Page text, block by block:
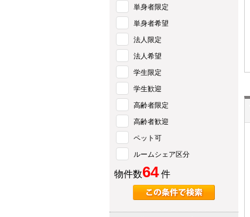
単身者限定
単身者希望
法人限定
法人希望
学生限定
学生歓迎
高齢者限定
高齢者歓迎
ペット可
ルームシェア区分
物件数64件